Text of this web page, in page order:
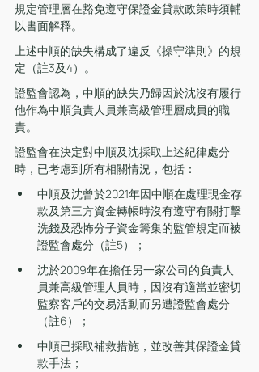
規定管理層在豁免遵守保證金貸款政策時須輔
以書面解釋。
上述中順的缺失構成了違反《操守準則》的規
定（註3及4）。
證監會認為，中順的缺失乃歸因於沈沒有履行
他作為中順負責人員兼高級管理層成員的職
責。
證監會在決定對中順及沈採取上述紀律處分
時，已考慮到所有相關情況，包括：
中順及沈曾於2021年因中順在處理現金存
款及第三方資金轉帳時沒有遵守有關打擊
洗錢及恐怖分子資金籌集的監管規定而被
證監會處分（註5）；
沈於2009年在擔任另一家公司的負責人
員兼高級管理人員時，因沒有適當並密切
監察客戶的交易活動而另遭證監會處分
（註6）；
中順已採取補救措施，並改善其保證金貸
款手法；